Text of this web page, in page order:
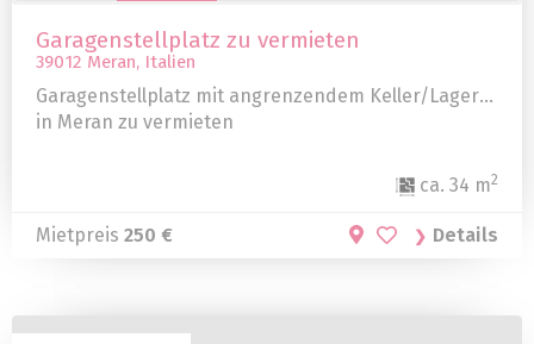
Garagenstellplatz zu vermieten
39012 Meran, Italien
Garagenstellplatz mit angrenzendem Keller/Lager
in Meran zu vermieten
ca. 34 m2
Mietpreis 250 € Details